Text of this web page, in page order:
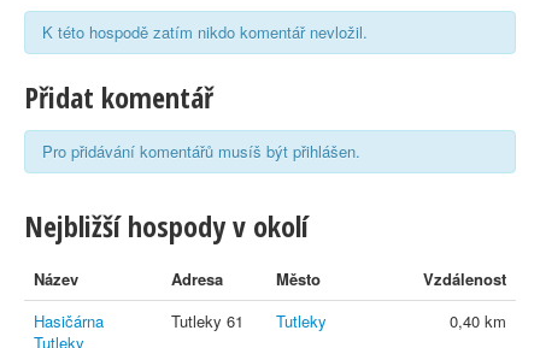
K této hospodě zatím nikdo komentář nevložil.
Přidat komentář
Pro přidávání komentářů musíš být přihlášen.
Nejbližší hospody v okolí
Název Adresa Město
Vzdálenost
Hasičárna
Tutleky
Tutleky 61 Tutleky 0,40 km